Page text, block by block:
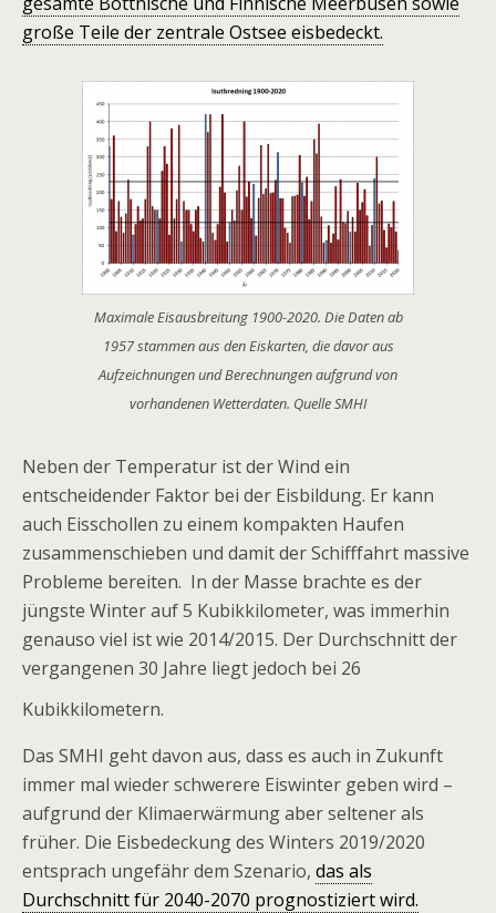
große Teile der zentrale Ostsee eisbedeckt.
Maximale Eisausbreitung 1900-2020. Die Daten ab
1957 stammen aus den Eiskarten, die davor aus
Aufzeichnungen und Berechnungen aufgrund von
vorhandenen Wetterdaten. Quelle SMHI
Neben der Temperatur ist der Wind ein
entscheidender Faktor bei der Eisbildung. Er kann
auch Eisschollen zu einem kompakten Haufen
zusammenschieben und damit der Schifffahrt massive
Probleme bereiten. In der Masse brachte es der
jüngste Winter auf 5 Kubikkilometer, was immerhin
genauso viel ist wie 2014/2015. Der Durchschnitt der
vergangenen 30 Jahre liegt jedoch bei 26
Kubikkilometern.
Das SMHI geht davon aus, dass es auch in Zukunft
immer mal wieder schwerere Eiswinter geben wird –
aufgrund der Klimaerwärmung aber seltener als
früher. Die Eisbedeckung des Winters 2019/2020
entsprach ungefähr dem Szenario, das als
Durchschnitt für 2040-2070 prognostiziert wird.